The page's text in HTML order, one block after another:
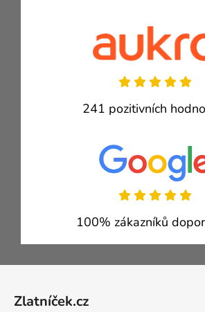
241 pozitivních
100% zákazníků
Zlatníček.cz